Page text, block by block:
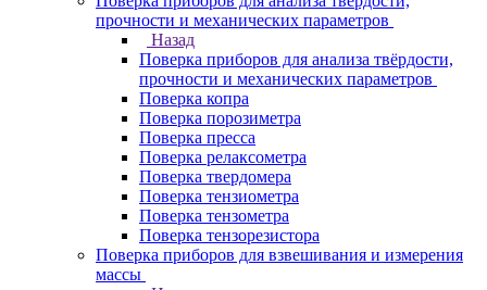
прочности и механических параметров
Назад
Поверка приборов для анализа твёрдости,
прочности и механических параметров
Поверка копра
Поверка порозиметра
Поверка пресса
Поверка релаксометра
Поверка твердомера
Поверка тензиометра
Поверка тензометра
Поверка тензорезистора
Поверка приборов для взвешивания и измерения
массы